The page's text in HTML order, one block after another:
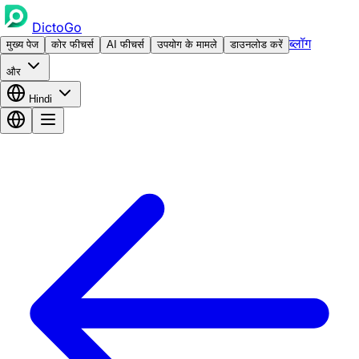
DictoGo
मुख्य पेज कोर फीचर्स AI फीचर्स उपयोग के मामले डाउनलोड करें ब्लॉग
और
Hindi